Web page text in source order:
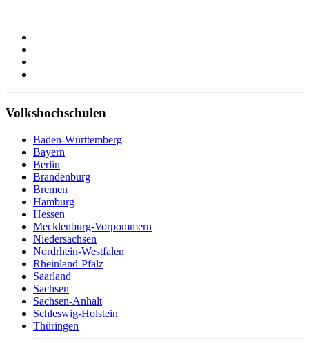
Volkshochschulen
Baden-Württemberg
Bayern
Berlin
Brandenburg
Bremen
Hamburg
Hessen
Mecklenburg-Vorpommern
Niedersachsen
Nordrhein-Westfalen
Rheinland-Pfalz
Saarland
Sachsen
Sachsen-Anhalt
Schleswig-Holstein
Thüringen